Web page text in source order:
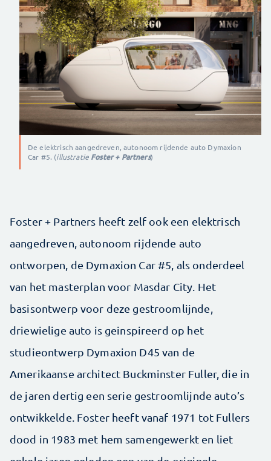
De elektrisch aangedreven, autonoom rijdende auto Dymaxion
Car #5. (illustratie Foster + Partners)
Foster + Partners heeft zelf ook een elektrisch
aangedreven, autonoom rijdende auto
ontworpen, de Dymaxion Car #5, als onderdeel
van het masterplan voor Masdar City. Het
basisontwerp voor deze gestroomlijnde,
driewielige auto is ge­­inspireerd op het
studieontwerp Dymaxion D45 van de
Amerikaanse architect Buckminster Fuller, die in
de jaren dertig een serie gestroomlijnde auto’s
ontwikkelde. Foster heeft vanaf 1971 tot Fullers
dood in 1983 met hem samengewerkt en liet